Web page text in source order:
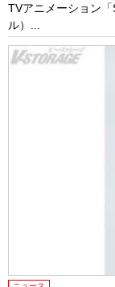
TVアニメーション
ル）...